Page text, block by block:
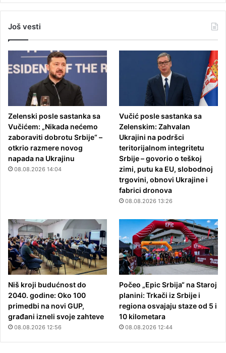
Još vesti
Zelenski posle sastanka sa
Vučićem: „Nikada nećemo
zaboraviti dobrotu Srbije“ –
otkrio razmere novog
napada na Ukrajinu
08.08.2026 14:04
Vučić posle sastanka sa
Zelenskim: Zahvalan
Ukrajini na podršci
teritorijalnom integritetu
Srbije – govorio o teškoj
zimi, putu ka EU, slobodnoj
trgovini, obnovi Ukrajine i
fabrici dronova
08.08.2026 13:26
Niš kroji budućnost do
2040. godine: Oko 100
primedbi na novi GUP,
građani izneli svoje zahteve
08.08.2026 12:56
Počeo „Epic Srbija“ na Staroj
planini: Trkači iz Srbije i
regiona osvajaju staze od 5 i
10 kilometara
08.08.2026 12:44